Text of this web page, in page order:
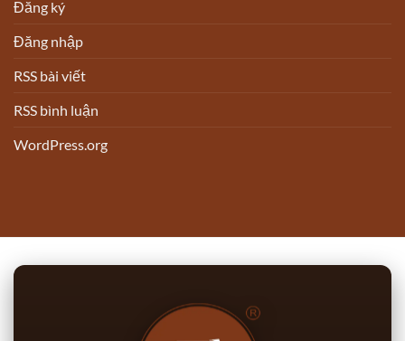
Đăng ký
Đăng nhập
RSS bài viết
RSS bình luận
WordPress.org